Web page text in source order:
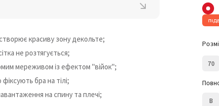
70
B
красиву зону декольте;
не розтягується;
мереживом із ефектом "війок";
бра на тілі;
на спину та плечі;